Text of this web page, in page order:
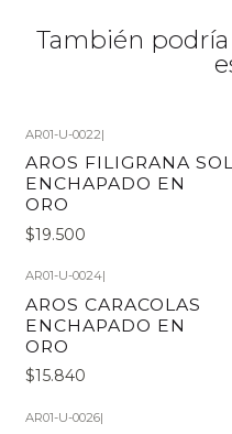
También
AR01-U-0022|
AROS FILIGRANA
ENCHAPADO EN
ORO
$19.500
AR01-U-0024|
AROS CARACOLAS
ENCHAPADO EN
ORO
$15.840
AR01-U-0026|